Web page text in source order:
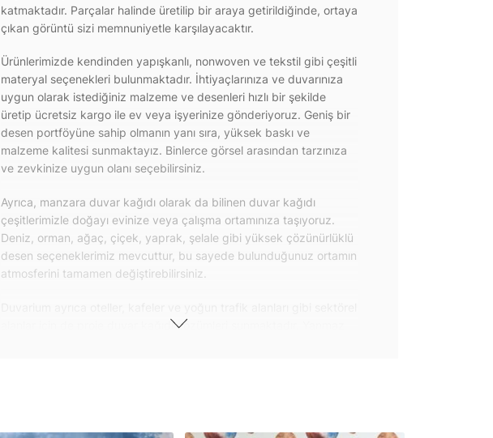
katmaktadır. Parçalar halinde üretilip bir araya getirildiğinde, ortaya
çıkan görüntü sizi memnuniyetle karşılayacaktır.
Ürünlerimizde kendinden yapışkanlı, nonwoven ve tekstil gibi çeşitli
materyal seçenekleri bulunmaktadır. İhtiyaçlarınıza ve duvarınıza
uygun olarak istediğiniz malzeme ve desenleri hızlı bir şekilde
üretip ücretsiz kargo ile ev veya işyerinize gönderiyoruz. Geniş bir
desen portföyüne sahip olmanın yanı sıra, yüksek baskı ve
malzeme kalitesi sunmaktayız. Binlerce görsel arasından tarzınıza
ve zevkinize uygun olanı seçebilirsiniz.
Ayrıca, manzara duvar kağıdı olarak da bilinen duvar kağıdı
çeşitlerimizle doğayı evinize veya çalışma ortamınıza taşıyoruz.
Deniz, orman, ağaç, çiçek, yaprak, şelale gibi yüksek çözünürlüklü
desen seçeneklerimiz mevcuttur, bu sayede bulunduğunuz ortamın
atmosferini tamamen değiştirebilirsiniz.
alanlar için de proje duvar kağıdı çözümleri sunmaktadır. Yanmaz
yapışkanlı folyolarımız da geniş kullanım amacına sahiptir. Bu